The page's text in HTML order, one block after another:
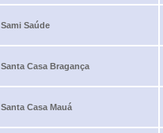
Sami Saúde
Santa Casa Bragança
Santa Casa Mauá